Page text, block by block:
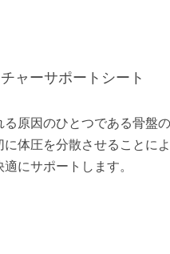
ャーサポートシート
る原因のひとつである骨盤
に体圧を分散させることに
にサポートします。